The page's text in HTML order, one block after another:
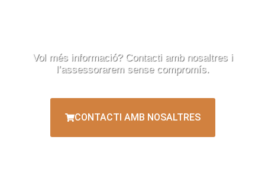
Vol més informació? Contacti amb nosaltres i
l’assessorarem sense compromís.
CONTACTI AMB NOSALTRES